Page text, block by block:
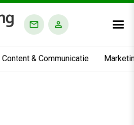
Content & Communicatie